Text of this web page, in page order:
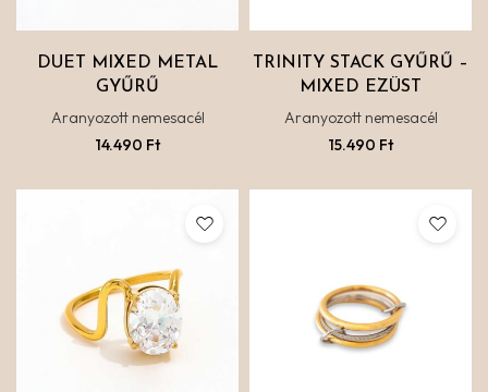
DUET MIXED METAL
GYŰRŰ
Aranyozott nemesacél
14.490 Ft
TRINITY STACK GYŰRŰ –
MIXED EZÜST
Aranyozott nemesacél
15.490 Ft